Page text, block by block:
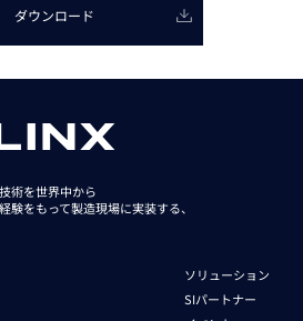
ダウンロード
術を世界中から
験をもって製造現場に実装する、
ソリューション
SIパートナー